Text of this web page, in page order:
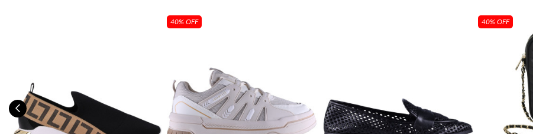
40% OFF 40% OFF